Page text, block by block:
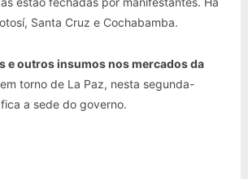
Santa Cruz e Cochabamba.
e outros insumos nos mercados da
torno de La Paz, nesta segunda-
a sede do governo.